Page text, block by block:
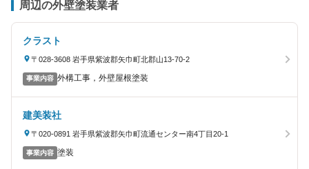
周辺の外壁塗装業者
クラスト
〒028-3608 岩手県紫波郡矢巾町北郡山13-70-2
事業内容 外構工事，外壁屋根塗装
建美装社
〒020-0891 岩手県紫波郡矢巾町流通センター南4丁目20-1
事業内容 塗装